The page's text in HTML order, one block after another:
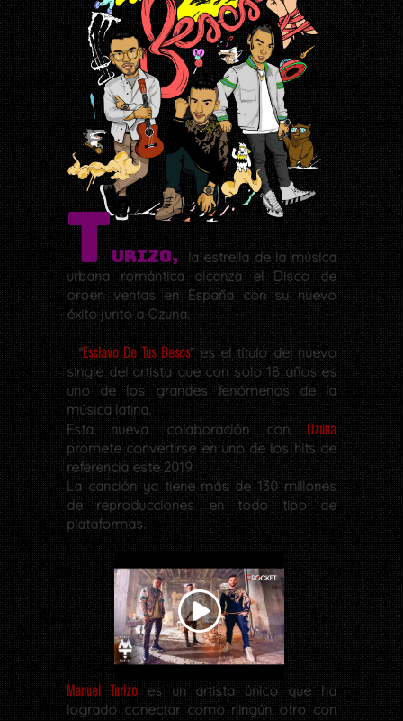
Turizo,la estrella de la música
urbana romántica alcanza el Disco de
oroen ventas en España con su nuevo
éxito junto a Ozuna.
“Esclavo De Tus Besos” es el título del nuevo
single del artista que con solo 18 años es
uno de los grandes fenómenos de la
música latina.
Esta nueva colaboración conOzuna
promete convertirse en uno de los hits de
referencia este 2019.
La canción ya tiene más de 130 millones
de reproducciones en todo tipo de
plataformas.
Manuel Turizoes un artista único que ha
logrado conectar como ningún otro con